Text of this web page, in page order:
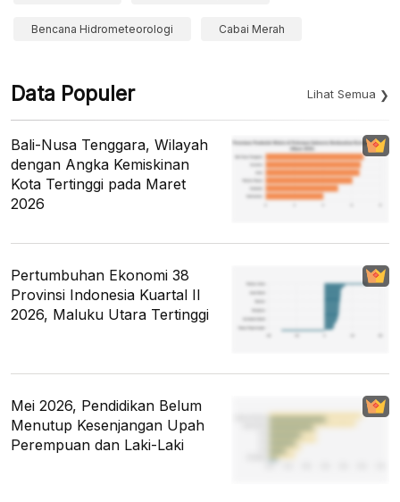
Bencana Hidrometeorologi Cabai Merah
Data Populer Lihat Semua
Bali-Nusa Tenggara, Wilayah
dengan Angka Kemiskinan
Kota Tertinggi pada Maret
2026
Pertumbuhan Ekonomi 38
Provinsi Indonesia Kuartal II
2026, Maluku Utara Tertinggi
Mei 2026, Pendidikan Belum
Menutup Kesenjangan Upah
Perempuan dan Laki-Laki